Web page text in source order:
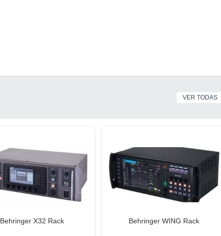
VER TODAS
Behringer X32 Rack Behringer WING Rack